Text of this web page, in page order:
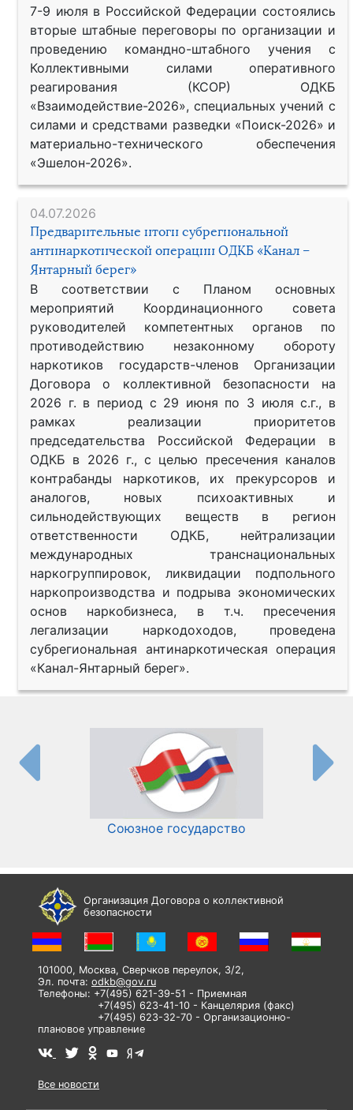
7-9 июля в Российской Федерации состоялись
вторые штабные переговоры по организации и
проведению командно-штабного учения с
Коллективными силами оперативного
реагирования (КСОР) ОДКБ
«Взаимодействие-2026», специальных учений с
силами и средствами разведки «Поиск-2026» и
материально-технического обеспечения
«Эшелон-2026».
04.07.2026
Предварительные итоги субрегиональной
антинаркотической операции ОДКБ «Канал –
Янтарный берег»
В соответствии с Планом основных
мероприятий Координационного совета
руководителей компетентных органов по
противодействию незаконному обороту
наркотиков государств-членов Организации
Договора о коллективной безопасности на
2026 г. в период с 29 июня по 3 июля с.г., в
рамках реализации приоритетов
председательства Российской Федерации в
ОДКБ в 2026 г., с целью пресечения каналов
контрабанды наркотиков, их прекурсоров и
аналогов, новых психоактивных и
сильнодействующих веществ в регион
ответственности ОДКБ, нейтрализации
международных транснациональных
наркогруппировок, ликвидации подпольного
наркопроизводства и подрыва экономических
основ наркобизнеса, в т.ч. пресечения
легализации наркодоходов, проведена
субрегиональная антинаркотическая операция
«Канал-Янтарный берег».
Союзное государство
Организация Договора о коллективной
безопасности
101000, Москва, Сверчков переулок, 3/2,
Эл. почта: odkb@gov.ru
Телефоны: +7(495) 621-39-51 - Приемная
+7(495) 623-41-10 - Канцелярия (факс)
+7(495) 623-32-70 - Организационно-
плановое управление
Все новости